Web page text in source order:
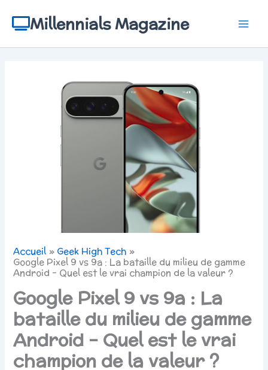
contenuMillennials Magazine
Accueil
Geek High Tech
Google Pixel 9 vs 9a : La bataille du milieu de gamme
Android – Quel est le vrai champion de la valeur ?
Google Pixel 9 vs 9a : La
bataille du milieu de gamme
Android – Quel est le vrai
champion de la valeur ?